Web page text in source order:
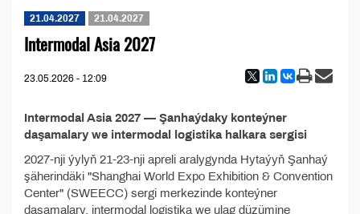
21.04.2027 21.04.2027
Intermodal Asia 2027
23.05.2026 - 12:09
Intermodal Asia 2027 — Şanhaýdaky konteýner
daşamalary we intermodal logistika halkara sergisi
2027-nji ýylyň 21-23-nji apreli aralygynda Hytaýyň Şanhaý
şäherindäki "Shanghai World Expo Exhibition & Convention
Center" (SWEECC) sergi merkezinde konteýner
daşamalary, intermodal logistika we ulag düzümine